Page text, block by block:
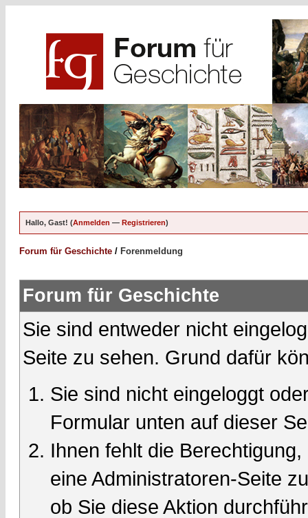
Hallo, Gast! (Anmelden — Registrieren)
Forum für Geschichte / Forenmeldung
Forum für Geschichte
Sie sind entweder nicht
Seite zu sehen. Grund dafür
Sie sind nicht eingeloggt
Formular unten auf dieser
Ihnen fehlt die
eine Administratoren-Seite
ob Sie diese Aktion